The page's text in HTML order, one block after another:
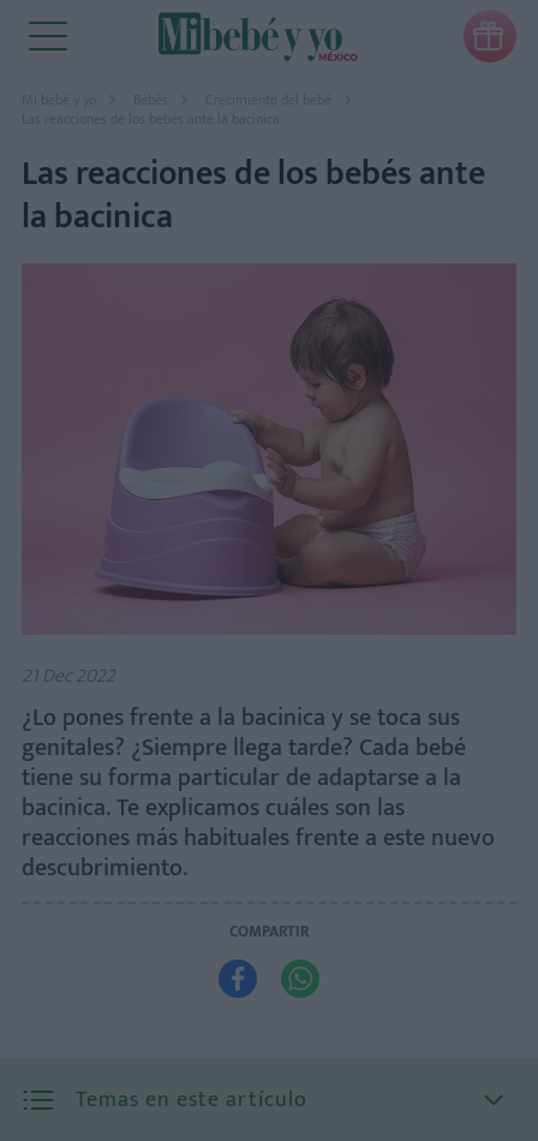

Mi bebé y yo Bebés
Crecimiento del bebé
Las reacciones de los bebés ante la bacinica
Las reacciones de los bebés ante
la bacinica
21 Dec 2022
¿Lo pones frente a la bacinica y se toca sus
genitales? ¿Siempre llega tarde? Cada bebé
tiene su forma particular de adaptarse a la
bacinica. Te explicamos cuáles son las
reacciones más habituales frente a este nuevo
descubrimiento.
COMPARTIR
 
Temas en este artículo